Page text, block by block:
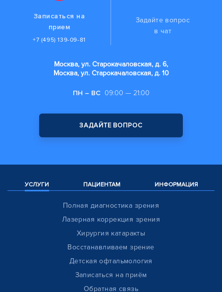
Записаться на
прием
+7 (495) 139-09-81
Задайте вопрос
в чат
Москва, ул. Старокачаловская, д. 6,
Москва, ул. Старокачаловская, д. 10
ПН – ВС 09:00 — 21:00
ЗАДАЙТЕ ВОПРОС
УСЛУГИ ПАЦИЕНТАМ ИНФОРМАЦИЯ
Полная диагностика зрения
Лазерная коррекция зрения
Хирургия катаракты
Восстанавливаем зрение
Детская офтальмология
Записаться на приём
Обратная связь